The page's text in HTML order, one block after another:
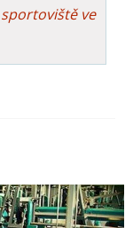
sportoviště ve